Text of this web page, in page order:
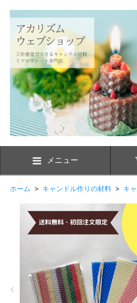
メニュー
ホーム > キャンドル作りの材料 > キ